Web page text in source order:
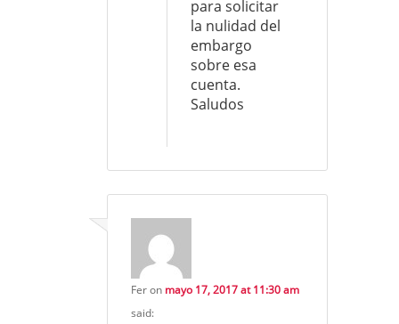
para solicitar
la nulidad del
embargo
sobre esa
cuenta.
Saludos
Feron mayo 17, 2017 at 11:30 am
said: